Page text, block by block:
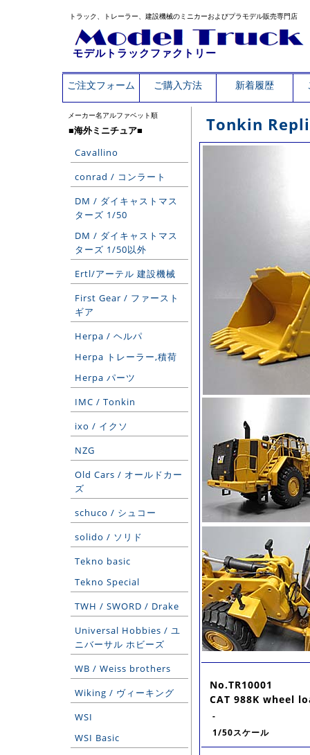
トラック、トレーラー、建設機械のミニカーおよびプラモデル販売専門店
モデルトラックファクトリー
ご注文フォーム ご購入方法 新着履歴
メーカー名アルファベット順
■海外ミニチュア■
Cavallino
conrad / コンラート
DM / ダイキャストマス
ターズ 1/50
DM / ダイキャストマス
ターズ 1/50以外
Ertl/アーテル 建設機械
First Gear / ファースト
ギア
Herpa / ヘルパ
Herpa トレーラー,積荷
Herpa パーツ
IMC / Tonkin
ixo / イクソ
NZG
Old Cars / オールドカー
ズ
schuco / シュコー
solido / ソリド
Tekno basic
Tekno Special
TWH / SWORD / Drake
Universal Hobbies / ユ
ニバーサル ホビーズ
WB / Weiss brothers
Wiking / ヴィーキング
WSI
WSI Basic
Tonkin
No.TR10001
CAT 988K wheel
-
1/50スケール